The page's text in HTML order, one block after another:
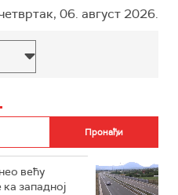
06. август 2026.
већу
западној